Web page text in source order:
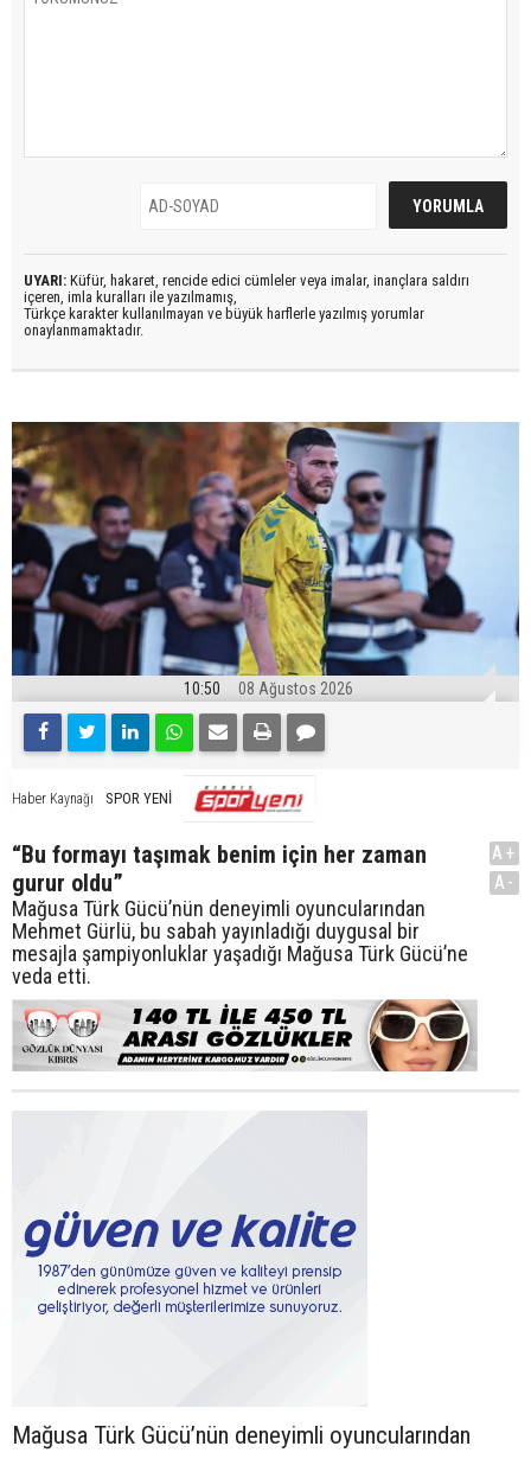
UYARI: Küfür, hakaret, rencide edici cümleler veya imalar, inançlara saldırı
içeren, imla kuralları ile yazılmamış,
Türkçe karakter kullanılmayan ve büyük harflerle yazılmış yorumlar
onaylanmamaktadır.
10:50 08 Ağustos 2026
Haber Kaynağı SPOR YENİ
“Bu formayı taşımak benim için her zaman
gurur oldu”
Mağusa Türk Gücü’nün deneyimli oyuncularından
Mehmet Gürlü, bu sabah yayınladığı duygusal bir
mesajla şampiyonluklar yaşadığı Mağusa Türk Gücü’ne
veda etti.
A+
A-
Mağusa Türk Gücü’nün deneyimli oyuncularından